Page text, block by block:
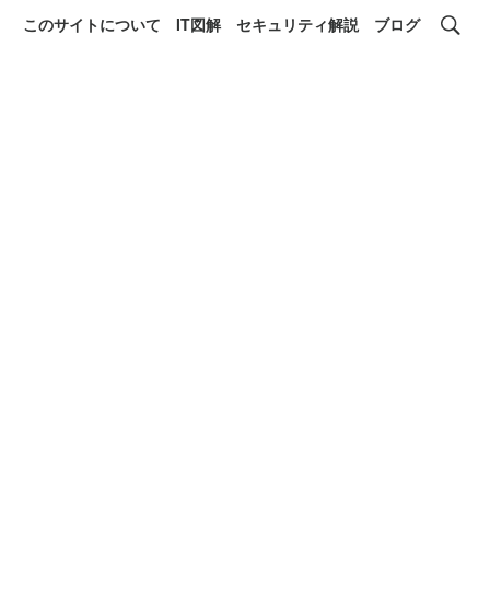
このサイトについて IT図解 セキュリティ解説 ブログ